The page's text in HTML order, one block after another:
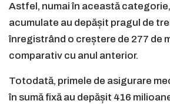
Astfel, numai în această
acumulate au depășit pragul de
înregistrând o creștere de 277 de
comparativ cu anul anterior.
Totodată, primele de asigurare
în sumă fixă au depășit 416